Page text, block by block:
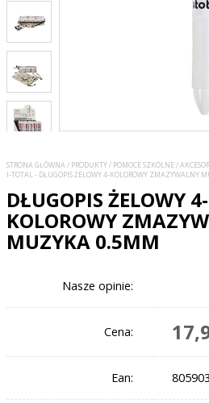
STRONA GŁÓWNA/ PRODUKTY/ POMOCE SZKOLNE/
I-TOTAL - DŁUGOPIS ŻELOWY 4-KOLOROWY ZMAZYWALNY
DŁUGOPIS ŻELOWY 4-
KOLOROWY
MUZYKA 0.5MM
Nasze opinie:
Cena:
Ean: